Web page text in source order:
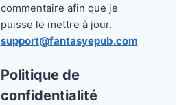
commentaire afin que je
puisse le mettre à jour.
support@fantasyepub.com
Politique de
confidentialité